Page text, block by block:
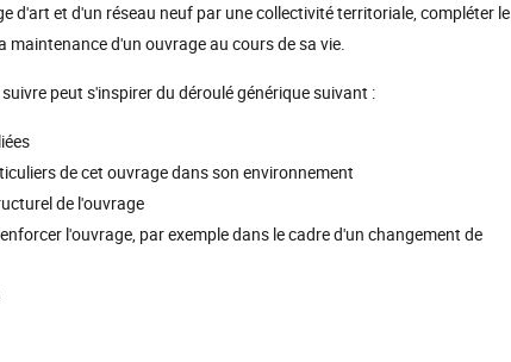
d'art et d'un réseau neuf par une collectivité territoriale, compléter le
maintenance d'un ouvrage au cours de sa vie.
peut s'inspirer du déroulé générique suivant :
de cet ouvrage dans son environnement
de l'ouvrage
l'ouvrage, par exemple dans le cadre d'un changement de